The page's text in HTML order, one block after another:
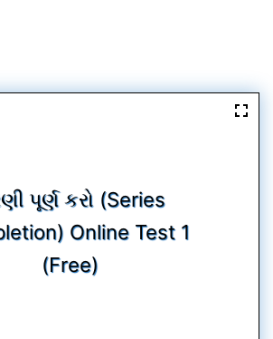
પૂર્ણ કરો (Series
Online Test 1
(Free)